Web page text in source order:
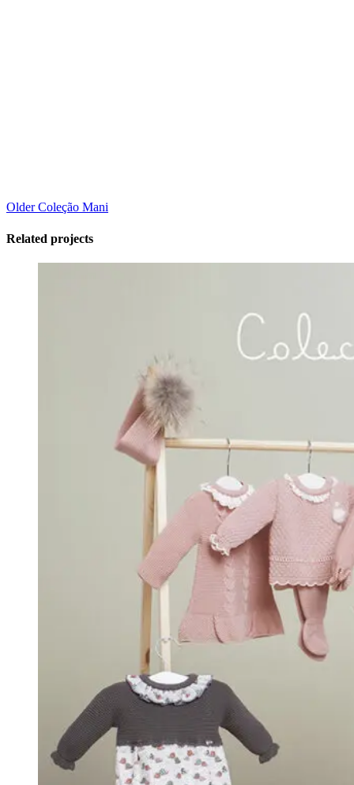
Older Coleção Mani
Related projects